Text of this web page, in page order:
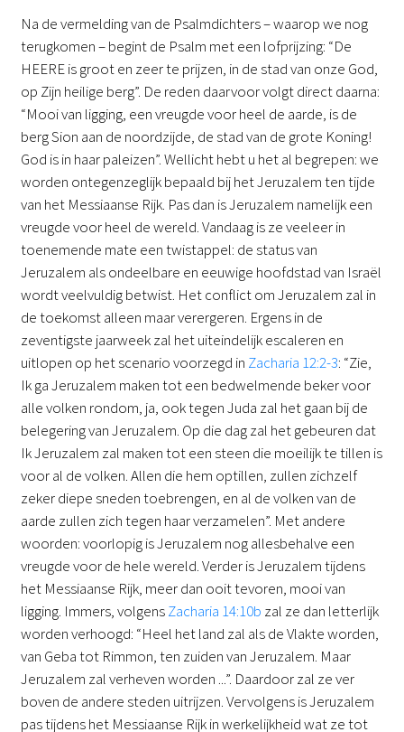
Na de vermelding van de Psalmdichters – waarop we nog
terugkomen – begint de Psalm met een lofprijzing: “De
HEERE is groot en zeer te prijzen, in de stad van onze God,
op Zijn heilige berg”. De reden daarvoor volgt direct daarna:
“Mooi van ligging, een vreugde voor heel de aarde, is de
berg Sion aan de noordzijde, de stad van de grote Koning!
God is in haar paleizen”. Wellicht hebt u het al begrepen: we
worden ontegenzeglijk bepaald bij het Jeruzalem ten tijde
van het Messiaanse Rijk. Pas dan is Jeruzalem namelijk een
vreugde voor heel de wereld. Vandaag is ze veeleer in
toenemende mate een twistappel: de status van
Jeruzalem als ondeelbare en eeuwige hoofdstad van Israël
wordt veelvuldig betwist. Het conflict om Jeruzalem zal in
de toekomst alleen maar verergeren. Ergens in de
zeventigste jaarweek zal het uiteindelijk escaleren en
uitlopen op het scenario voorzegd in Zacharia 12:2-3: “Zie,
Ik ga Jeruzalem maken tot een bedwelmende beker voor
alle volken rondom, ja, ook tegen Juda zal het gaan bij de
belegering van Jeruzalem. Op die dag zal het gebeuren dat
Ik Jeruzalem zal maken tot een steen die moeilijk te tillen is
voor al de volken. Allen die hem optillen, zullen zichzelf
zeker diepe sneden toebrengen, en al de volken van de
aarde zullen zich tegen haar verzamelen”. Met andere
woorden: voorlopig is Jeruzalem nog allesbehalve een
vreugde voor de hele wereld. Verder is Jeruzalem tijdens
het Messiaanse Rijk, meer dan ooit tevoren, mooi van
ligging. Immers, volgensZacharia 14:10b zal ze dan letterlijk
worden verhoogd: “Heel het land zal als de Vlakte worden,
van Geba tot Rimmon, ten zuiden van Jeruzalem. Maar
Jeruzalem zal verheven worden ...”. Daardoor zal ze ver
boven de andere steden uitrijzen. Vervolgens is Jeruzalem
pas tijdens het Messiaanse Rijk in werkelijkheid wat ze tot